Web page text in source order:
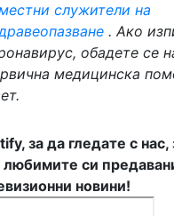
служители на
. Ако
обадете се
медицинска
за да гледате с нас,
любимите си
новини!